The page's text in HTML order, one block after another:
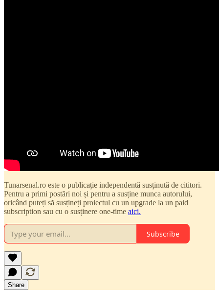
Tunarsenal.ro este o publicație independentă susținută de cititori.
Pentru a primi postări noi și pentru a susține munca autorului,
oricând puteți să susțineți proiectul cu un upgrade la un paid
subscription sau cu o susținere one-time aici.
Subscribe
Share